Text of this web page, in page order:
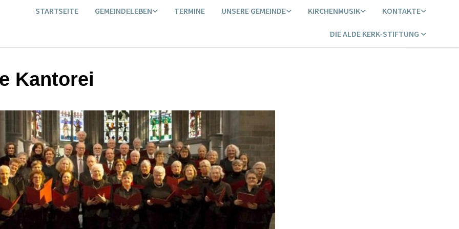
STARTSEITE GEMEINDELEBEN TERMINE UNSERE GEMEINDE KIRCHENMUSIK KONTAKTE
DIE ALDE KERK-STIFTUNG
Kantorei